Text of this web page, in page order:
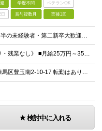
学歴不問 ベテランOK
賞与複数月 面接1回
【20代〜30代前半の未経験者・第二新卒大歓迎！】 ●学歴・経験一切不問 ●普通自動車免許（AT限定可）をお持ちの方 ●社会人経験をお持ちの方 ●基本的なPCスキルがある方（Excel、Word）
《賞与年2回あり・残業なし》 ■月給25万円～35万円＋賞与年2回 ※経験・能力等を考慮の上、決定します。 ※試用期間6ヶ月あり。雇用形態、給与に差異はありません ※残業はありません (変更の範囲
■本社／東京都練馬区豊玉南2-10-17 転勤はありません。
検討中に入れる